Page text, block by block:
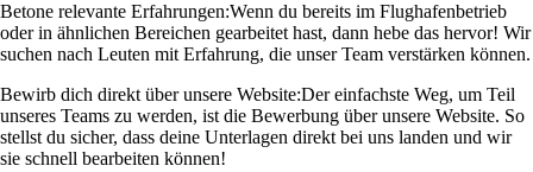
Betone relevante Erfahrungen:Wenn du bereits im Flughafenbetrieb
oder in ähnlichen Bereichen gearbeitet hast, dann hebe das hervor! Wir
suchen nach Leuten mit Erfahrung, die unser Team verstärken können.
Bewirb dich direkt über unsere Website:Der einfachste Weg, um Teil
unseres Teams zu werden, ist die Bewerbung über unsere Website. So
stellst du sicher, dass deine Unterlagen direkt bei uns landen und wir
sie schnell bearbeiten können!